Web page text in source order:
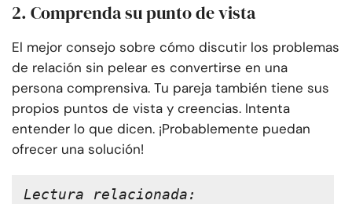
2. Comprenda su punto de vista
El mejor consejo sobre cómo discutir los problemas
de relación sin pelear es convertirse en una
persona comprensiva. Tu pareja también tiene sus
propios puntos de vista y creencias. Intenta
entender lo que dicen. ¡Probablemente puedan
ofrecer una solución!
Lectura relacionada: